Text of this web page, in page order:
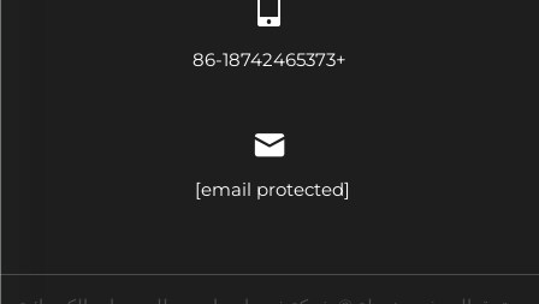
+86-18742465373
[email protected]